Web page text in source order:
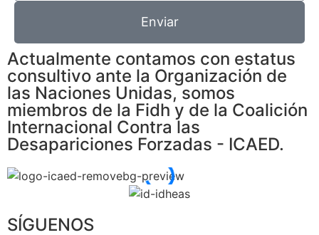
Enviar
Actualmente contamos con estatus
consultivo ante la Organización de
las Naciones Unidas, somos
miembros de la Fidh y de la Coalición
Internacional Contra las
Desapariciones Forzadas - ICAED.
SÍGUENOS